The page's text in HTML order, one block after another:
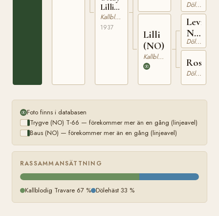
Lilli
(NO)
T-573
Kallblodig Travare
1937
Lilli
(NO)
Kallblodig Travare
9452
Dölehäst
Levin
N
919Dölehäst
Rosa
Dölehäst
Foto finns i databasen
Trygve (NO) T-66 — förekommer mer än en gång (linjeavel)
Baus (NO) — förekommer mer än en gång (linjeavel)
RASSAMMANSÄTTNING
Kallblodig Travare 67 % Dölehäst 33 %